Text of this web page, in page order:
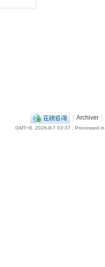
| Archiver |
GMT+8, 2026-8-7 03:37 , Processed